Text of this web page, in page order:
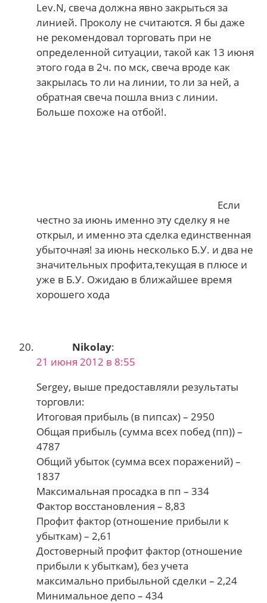
Lev.N, свеча должна явно закрыться за
линией. Проколу не считаются. Я бы даже
не рекомендовал торговать при не
определенной ситуации, такой как 13 июня
этого года в 2ч. по мск, свеча вроде как
закрылась то ли на линии, то ли за ней, а
обратная свеча пошла вниз с линии.
Больше похоже на отбой!.
Если
честно за июнь именно эту сделку я не
открыл, и именно эта сделка единственная
убыточная! за июнь несколько Б.У. и два не
значительных профита,текущая в плюсе и
уже в Б.У. Ожидаю в ближайшее время
хорошего хода
Nikolay:
21 июня 2012 в 8:55
Sergey, выше предоставляли результаты
торговли:
Итоговая прибыль (в пипсах) – 2950
Общая прибыль (сумма всех побед (пп)) –
4787
Общий убыток (сумма всех поражений) –
1837
Максимальная просадка в пп – 334
Фактор восстановления – 8,83
Профит фактор (отношение прибыли к
убыткам) – 2,61
Достоверный профит фактор (отношение
прибыли к убыткам), без учета
максимально прибыльной сделки – 2,24
Минимальное депо – 434